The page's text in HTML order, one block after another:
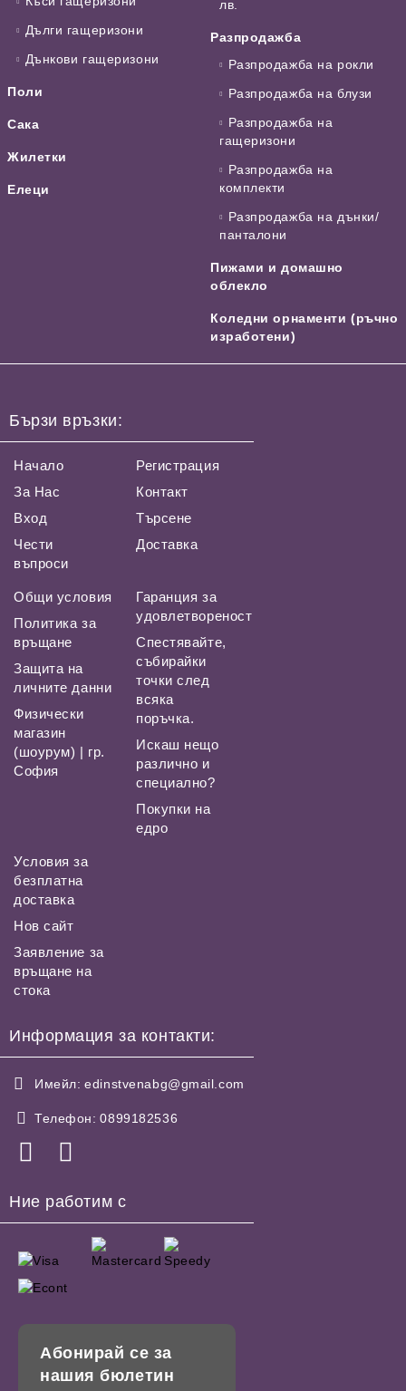
Дълги гащеризони
Дънкови гащеризони
Поли
Сака
Жилетки
Елеци
лв.
Разпродажба
Разпродажба на рокли
Разпродажба на блузи
Разпродажба на
гащеризони
Разпродажба на
комплекти
Разпродажба на дънки/
панталони
Пижами и домашно
облекло
Коледни орнаменти (ръчно
изработени)
Бързи връзки:
Начало
За Нас
Вход
Чести
въпроси
Регистрация
Контакт
Търсене
Доставка
Общи условия
Политика за
връщане
Защита на
личните данни
Физически
магазин
(шоурум) | гр.
София
Гаранция за
удовлетвореност
Спестявайте,
събирайки
точки след
всяка
поръчка.
Искаш нещо
различно и
специално?
Покупки на
едро
Условия за
безплатна
доставка
Нов сайт
Заявление за
връщане на
стока
Информация за контакти:
Имейл: edinstvenabg@gmail.com
Телефон: 0899182536
Ние работим с
Абонирай се за
нашия бюлетин